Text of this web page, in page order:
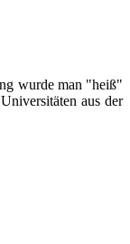
wurde man "heiß"
aus der